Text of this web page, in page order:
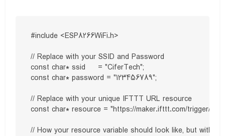
#include <ESP8266WiFi.h>
// Replace with your SSID and Password
const char* ssid     = "CiferTech";
const char* password = "123456789";
// Replace with your unique IFTTT URL resource
const char* resource = "https://maker.ifttt.com/trigger/
// How your resource variable should look like, but with